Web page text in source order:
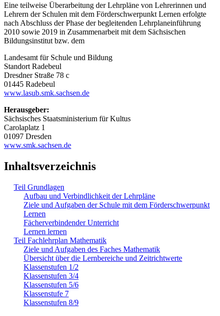
Eine teilweise Überarbeitung der Lehrpläne von Lehrerinnen und
Lehrern der Schulen mit dem Förderschwerpunkt Lernen erfolgte
nach Abschluss der Phase der begleitenden Lehrplaneinführung
2010 sowie 2019 in Zusammenarbeit mit dem Sächsischen
Bildungsinstitut bzw. dem
Landesamt für Schule und Bildung
Standort Radebeul
Dresdner Straße 78 c
01445 Radebeul
www.lasub.smk.sachsen.de
Herausgeber:
Sächsisches Staatsministerium für Kultus
Carolaplatz 1
01097 Dresden
www.smk.sachsen.de
Inhaltsverzeichnis
Teil Grundlagen
Aufbau und Verbindlichkeit der Lehrpläne
Ziele und Aufgaben der Schule mit dem Förderschwerpunkt
Lernen
Fächerverbindender Unterricht
Lernen lernen
Teil Fachlehrplan Mathematik
Ziele und Aufgaben des Faches Mathematik
Übersicht über die Lernbereiche und Zeitrichtwerte
Klassenstufen 1/2
Klassenstufen 3/4
Klassenstufen 5/6
Klassenstufe 7
Klassenstufen 8/9